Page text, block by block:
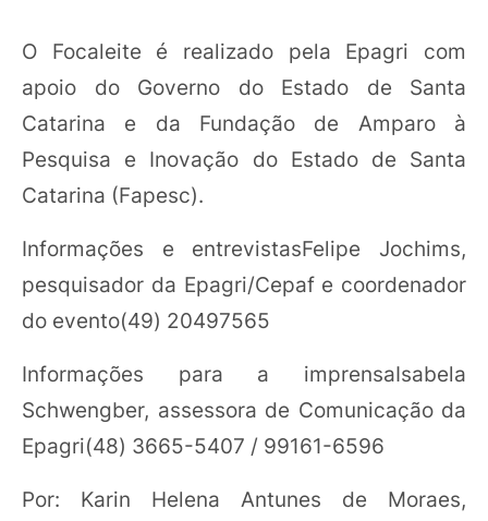
O Focaleite é realizado pela Epagri com
apoio do Governo do Estado de Santa
Catarina e da Fundação de Amparo à
Pesquisa e Inovação do Estado de Santa
Catarina (Fapesc).
Informações e entrevistasFelipe Jochims,
pesquisador da Epagri/Cepaf e coordenador
do evento(49) 20497565
Informações para a imprensaIsabela
Schwengber, assessora de Comunicação da
Epagri(48) 3665-5407 / 99161-6596
Por: Karin Helena Antunes de Moraes,